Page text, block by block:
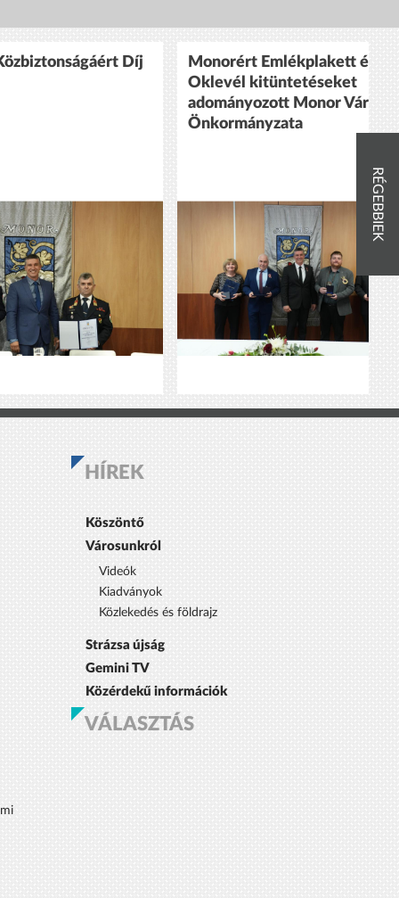
Díj
Monorért Emlékplakett és
Oklevél kitüntetéseket
adományozott Monor Város
Önkormányzata
RÉGEBBIEK
HÍREK
Köszöntő
Városunkról
Videók
Kiadványok
Közlekedés és földrajz
Strázsa újság
Gemini TV
Közérdekű információk
VÁLASZTÁS